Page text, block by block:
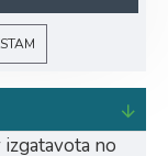
no